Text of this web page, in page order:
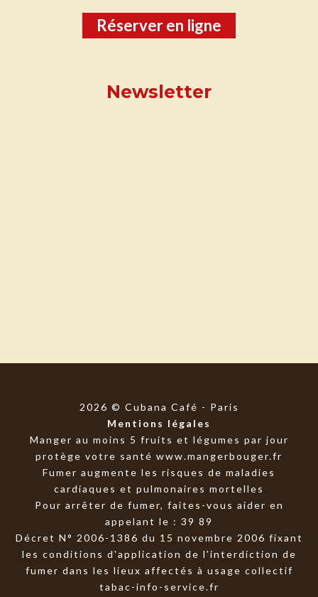
Réserver en ligne
Newsletter
2026 © Cubana Café - Paris
Mentions légales
Manger au moins 5 fruits et légumes par jour
protège votre santé www.mangerbouger.fr
Fumer augmente les risques de maladies
cardiaques et pulmonaires mortelles
Pour arrêter de fumer, faites-vous aider en
appelant le : 39 89
Décret N° 2006-1386 du 15 novembre 2006 fixant
les conditions d'application de l'interdiction de
fumer dans les lieux affectés à usage collectif
tabac-info-service.fr